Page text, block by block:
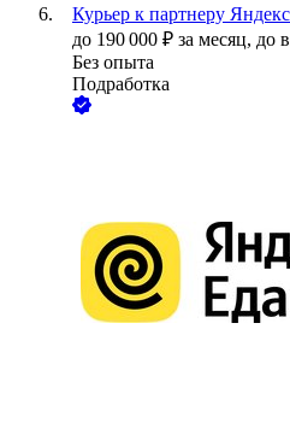
Курьер к партнеру
до 190 000 ₽ за месяц, до
Без опыта
Подработка